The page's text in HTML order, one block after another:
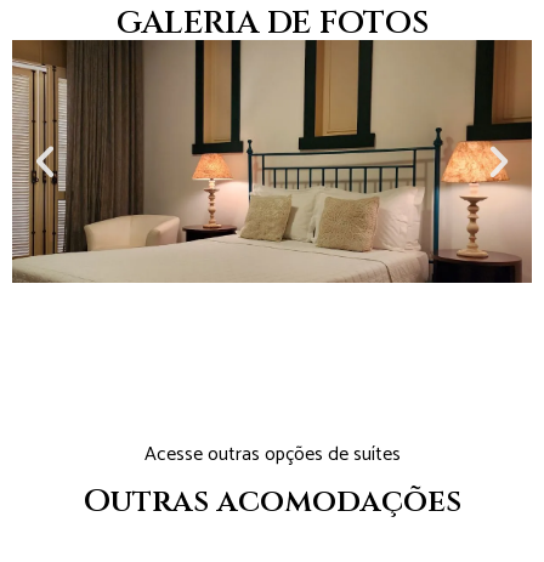
GALERIA DE FOTOS
Acesse outras opções de suítes
Outras acomodações